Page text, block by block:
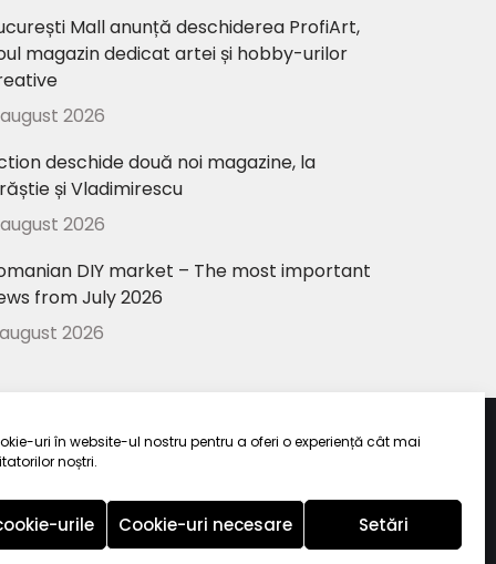
uri în website-ul nostru pentru a oferi o experiență cât mai
noștri.
urile Cookie-uri necesare Setări
Mall anunță deschiderea ProfiArt,
magazin dedicat artei și hobby-urilor
2026
deschide două noi magazine, la
și Vladimirescu
2026
DIY market – The most important
from July 2026
2026